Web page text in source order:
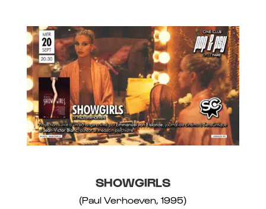
SHOWGIRLS
(Paul Verhoeven, 1995)